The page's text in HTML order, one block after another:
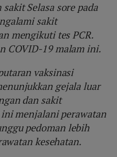
Selasa sore pada
sakit
mengikuti tes PCR.
COVID-19 malam ini.
vaksinasi
gejala luar
dan sakit
menjalani perawatan
pedoman lebih
kesehatan.